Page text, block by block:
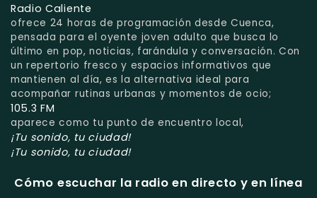
Radio Caliente
ofrece 24 horas de programación desde Cuenca,
pensada para el oyente joven adulto que busca lo
último en pop, noticias, farándula y conversación. Con
un repertorio fresco y espacios informativos que
mantienen al día, es la alternativa ideal para
acompañar rutinas urbanas y momentos de ocio;
105.3 FM
aparece como tu punto de encuentro local,
¡Tu sonido, tu ciudad!
¡Tu sonido, tu ciudad!
Cómo escuchar la radio en directo y en línea